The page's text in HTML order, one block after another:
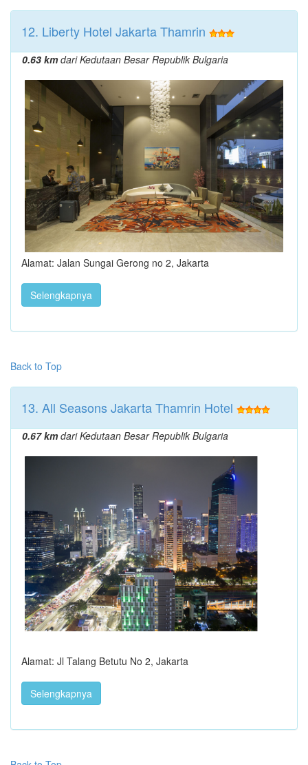
12. Liberty Hotel Jakarta Thamrin
0.63 kmdari Kedutaan Besar Republik Bulgaria
Alamat: Jalan Sungai Gerong no 2, Jakarta
Selengkapnya
Back to Top
13. All Seasons Jakarta Thamrin Hotel
0.67 kmdari Kedutaan Besar Republik Bulgaria
Alamat: Jl Talang Betutu No 2, Jakarta
Selengkapnya